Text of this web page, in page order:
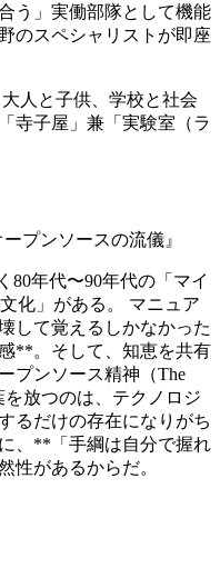
う」実働部隊として機能
のスペシャリストが即座
人と子供、学校と社会
寺子屋」兼「実験室（ラ
プンソースの流儀』
80年代〜90年代の「マイ
化」がある。 マニュア
して覚えるしかなかった
**。そして、知恵を共有
プンソース精神（The
を放つのは、テクノロジ
るだけの存在になりがち
、**「手綱は自分で握れ
性があるからだ。